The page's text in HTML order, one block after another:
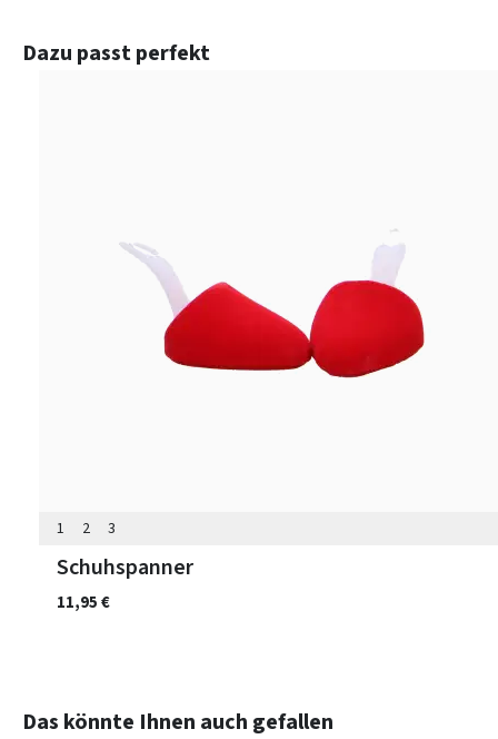
Produktgalerie überspringen
Dazu passt perfekt
1 2 3
Schuhspanner
11,95 €
Produktgalerie überspringen
Das könnte Ihnen auch gefallen